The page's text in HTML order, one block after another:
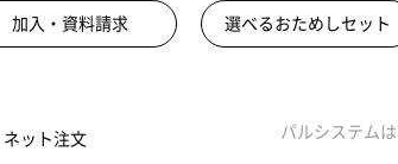
加入・資料請求 選べるおためしセット
ネット注文 パルシステム